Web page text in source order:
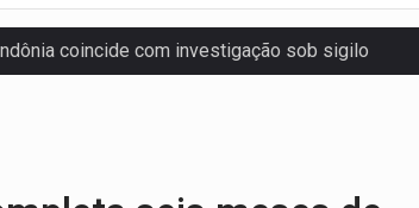
coincide com investigação sob sigilo
mas não pode ser automático